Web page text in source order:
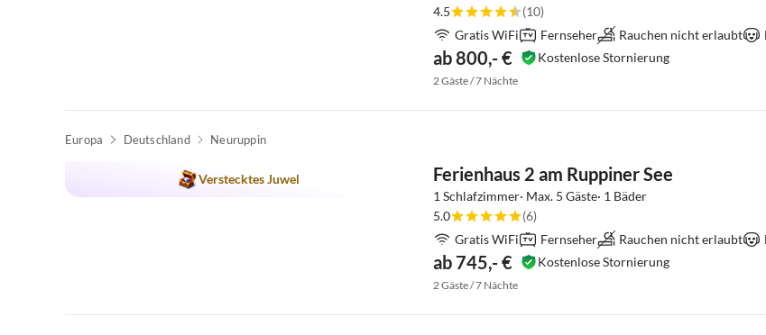
4.5
(10)
Gratis WiFi
Fernseher Rauchen nicht erlaubt
ab 800,- € Kostenlose Stornierung
2 Gäste / 7 Nächte
Europa Deutschland Neuruppin
Verstecktes Juwel Ferienhaus 2 am Ruppiner See
1 Schlafzimmer· Max. 5 Gäste· 1 Bäder
5.0
(6)
Gratis WiFi
Fernseher Rauchen nicht erlaubt
ab 745,- € Kostenlose Stornierung
2 Gäste / 7 Nächte